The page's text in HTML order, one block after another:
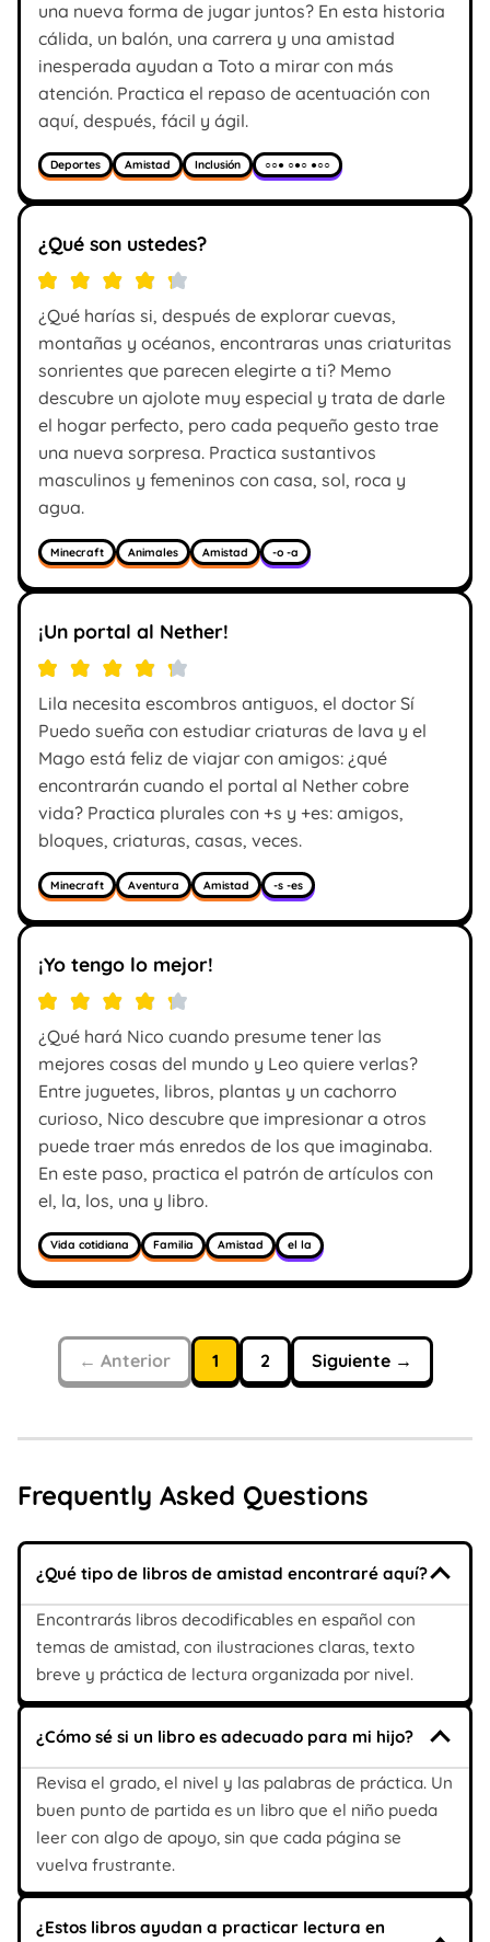
una nueva forma de jugar juntos? En esta historia
cálida, un balón, una carrera y una amistad
inesperada ayudan a Toto a mirar con más
atención. Practica el repaso de acentuación con
aquí, después, fácil y ágil.
Deportes Amistad Inclusión ○○● ○●○ ●○○
¿Qué son ustedes?
¿Qué harías si, después de explorar cuevas,
montañas y océanos, encontraras unas criaturitas
sonrientes que parecen elegirte a ti? Memo
descubre un ajolote muy especial y trata de darle
el hogar perfecto, pero cada pequeño gesto trae
una nueva sorpresa. Practica sustantivos
masculinos y femeninos con casa, sol, roca y
agua.
Minecraft Animales Amistad -o -a
¡Un portal al Nether!
Lila necesita escombros antiguos, el doctor Sí
Puedo sueña con estudiar criaturas de lava y el
Mago está feliz de viajar con amigos: ¿qué
encontrarán cuando el portal al Nether cobre
vida? Practica plurales con +s y +es: amigos,
bloques, criaturas, casas, veces.
Minecraft Aventura Amistad -s -es
¡Yo tengo lo mejor!
¿Qué hará Nico cuando presume tener las
mejores cosas del mundo y Leo quiere verlas?
Entre juguetes, libros, plantas y un cachorro
curioso, Nico descubre que impresionar a otros
puede traer más enredos de los que imaginaba.
En este paso, practica el patrón de artículos con
el, la, los, una y libro.
Vida cotidiana Familia Amistad el la
← Anterior 1 2 Siguiente →
Frequently Asked Questions
¿Qué tipo de libros de amistad encontraré aquí?
Encontrarás libros decodificables en español con
temas de amistad, con ilustraciones claras, texto
breve y práctica de lectura organizada por nivel.
¿Cómo sé si un libro es adecuado para mi hijo?
Revisa el grado, el nivel y las palabras de práctica. Un
buen punto de partida es un libro que el niño pueda
leer con algo de apoyo, sin que cada página se
vuelva frustrante.
¿Estos libros ayudan a practicar lectura en